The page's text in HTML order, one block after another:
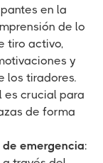
en la
de lo
tiro activo,
y
los tiradores.
es crucial para
de forma
emergencia: